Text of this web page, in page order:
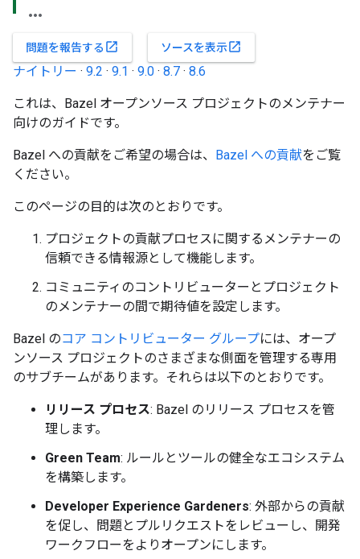
問題を報告する open_in_new ソースを表示open_in_new
ナイトリー · 9.2 · 9.1 · 9.0 · 8.7 · 8.6
これは、Bazel オープンソース プロジェクトのメンテナー
向けのガイドです。
Bazel への貢献をご希望の場合は、 Bazel への貢献をご覧
ください。
このページの目的は次のとおりです。
プロジェクトの貢献プロセスに関するメンテナーの
信頼できる情報源として機能します。
コミュニティのコントリビューターとプロジェクト
のメンテナーの間で期待値を設定します。
Bazel のコア コントリビューター グループには、オープ
ンソース プロジェクトのさまざまな側面を管理する専用
のサブチームがあります。それらは以下のとおりです。
リリース プロセス: Bazel のリリース プロセスを管
理します。
Green Team: ルールとツールの健全なエコシステム
を構築します。
Developer Experience Gardeners: 外部からの貢献
を促し、問題とプルリクエストをレビューし、開発
ワークフローをよりオープンにします。